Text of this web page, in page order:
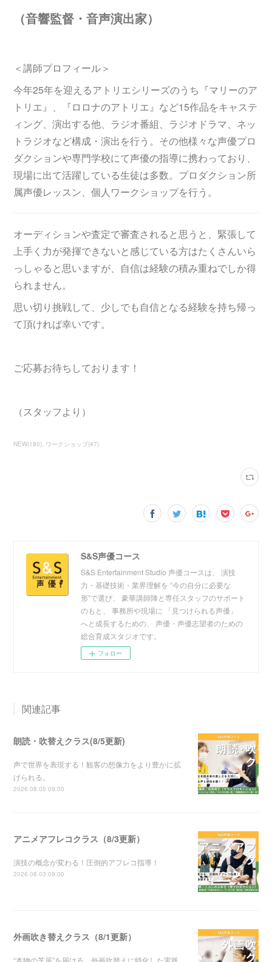
（音響監督・音声演出家）
＜講師プロフィール＞
今年25年を迎えるアトリエシリーズのうち『マリーのア
トリエ』、『ロロナのアトリエ』など15作品をキャステ
ィング、演出する他、ラジオ番組、ラジオドラマ、ネッ
トラジオなど構成・演出を行う。その他様々な声優プロ
ダクションや専門学校にて声優の指導に携わっており、
現場に出て活躍している生徒は多数。プロダクション所
属声優レッスン、個人ワークショップを行う。
オーディションや査定で審査されると思うと、緊張して
上手く力が発揮できないと感じている方はたくさんいら
っしゃると思いますが、自信は経験の積み重ねでしか得
られません。
思い切り挑戦して、少しでも自信となる経験を持ち帰っ
て頂ければ幸いです。
ご応募お待ちしております！
（スタッフより）
NEW(180) ワークショップ(47)
S&S声優コース
S&S Entertainment Studio 声優コースは、 演技
力・基礎技術・業界理解を “今の自分に必要な
形”で選び、 豪華講師陣と専任スタッフのサポート
のもと、 事務所や現場に 「見つけられる声優」
へと成長するための、 声優・声優志望者のための
総合育成スタジオです。
フォロー
関連記事
朗読・吹替えクラス(8/5更新)
声で世界を表現する！観客の想像力をより豊かに拡
げられる。
2026.08.05 09:00
アニメアフレコクラス（8/3更新）
演技の概念が変わる！圧倒的アフレコ指導！
2026.08.03 09:00
外画吹き替えクラス（8/1更新）